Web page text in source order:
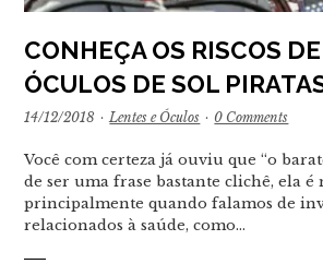
CONHEÇA OS RISCOS
ÓCULOS DE SOL
14/12/2018 · Lentes e Óculos · 0 Comments
Você com certeza já ouviu que “o
de ser uma frase bastante clichê, ela
principalmente quando falamos de
relacionados à saúde, como…